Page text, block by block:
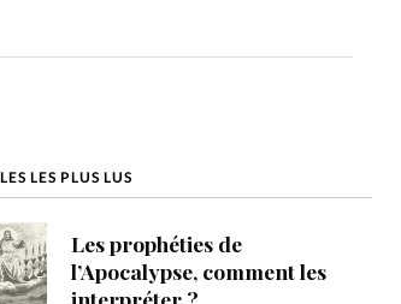
LES PLUS LUS
Les prophéties de
l’Apocalypse, comment les
interpréter ?